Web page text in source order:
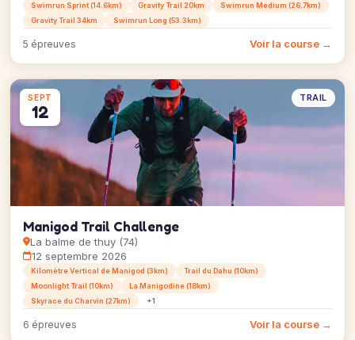
Swimrun Sprint (14.6km) Gravity Trail 20km
Swimrun Medium (26.7km)
Gravity Trail 34km
Swimrun Long (53.3km)
5 épreuves Voir la course →
SEPT
12
TRAIL
Manigod Trail Challenge
La balme de thuy (74)
12 septembre 2026
Kilomètre Vertical de Manigod (3km)
Trail du Dahu (10km)
Moonlight Trail (10km)
La Manigodine (18km)
Skyrace du Charvin (27km)
+1
6 épreuves Voir la course →